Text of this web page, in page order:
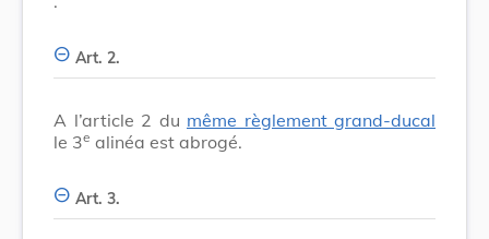
Art. 2.
A l’article 2 du même règlement grand-ducal
le 3e alinéa est abrogé.
Art. 3.